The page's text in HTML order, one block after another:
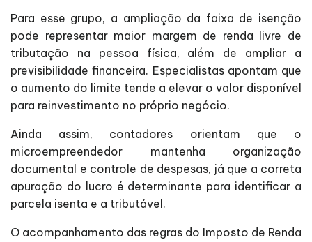
Para esse grupo, a ampliação da faixa de isenção
pode representar maior margem de renda livre de
tributação na pessoa física, além de ampliar a
previsibilidade financeira. Especialistas apontam que
o aumento do limite tende a elevar o valor disponível
para reinvestimento no próprio negócio.
Ainda assim, contadores orientam que o
microempreendedor mantenha organização
documental e controle de despesas, já que a correta
apuração do lucro é determinante para identificar a
parcela isenta e a tributável.
O acompanhamento das regras do Imposto de Renda